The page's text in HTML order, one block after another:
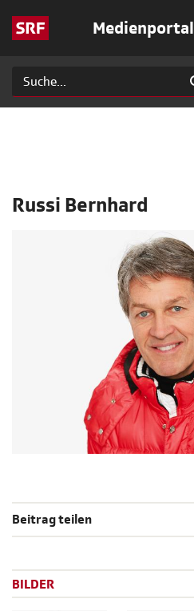
Medienportal
Russi Bernhard
Beitrag teilen
BILDER